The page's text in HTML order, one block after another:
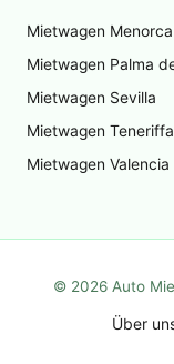
Mietwagen Menorca
Mietwagen Palma
Mietwagen Sevilla
Mietwagen Teneriffa
Mietwagen Valencia
© 2026Auto
Über